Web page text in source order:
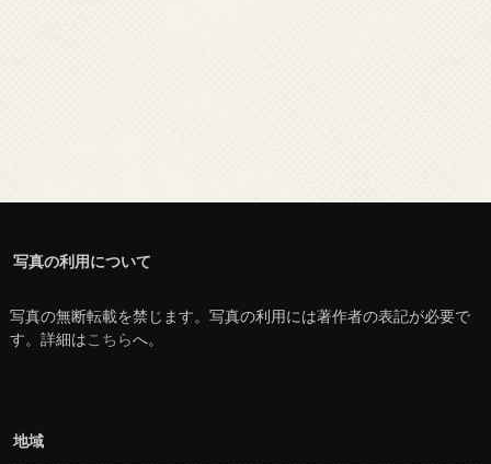
写真の利用について
写真の無断転載を禁じます。写真の利用には著作者の表記が必要で
す。詳細はこちらへ。
地域